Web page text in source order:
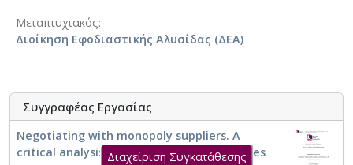
Μεταπτυχιακός
Διοίκηση Εφοδιαστικής Αλυσίδας (ΔΕΑ)
Συγγραφέας Εργασίας
Negotiating with monopoly suppliers. A
critical analysis of strategies and outcomes
Διαχείριση Συγκατάθεσης